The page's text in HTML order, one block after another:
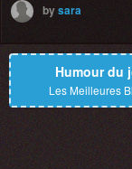
bysara
Humour du
Les Meilleures